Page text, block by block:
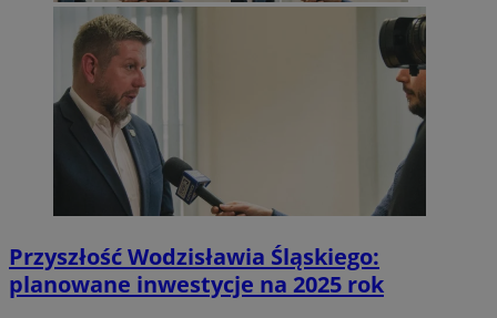
Przyszłość Wodzisławia Śląskiego:
planowane inwestycje na 2025 rok